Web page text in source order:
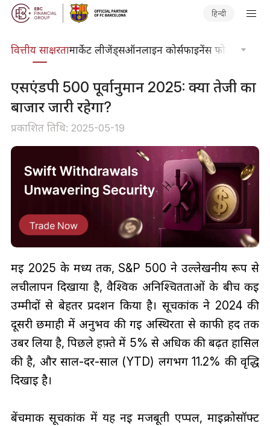
हिन्दी
वित्तीय साक्षरतामार्केट लीजेंड्सऑनलाइन कोर्सफाइनेंस फोकस
एसएंडपी 500 पूर्वानुमान 2025: क्या तेजी का
बाजार जारी रहेगा?
प्रकाशित तिथि: 2025-05-19
मई 2025 के मध्य तक, S&P 500 ने उल्लेखनीय रूप से
लचीलापन दिखाया है, वैश्विक अनिश्चितताओं के बीच कई
उम्मीदों से बेहतर प्रदर्शन किया है। सूचकांक ने 2024 की
दूसरी छमाही में अनुभव की गई अस्थिरता से काफी हद तक
उबर लिया है, पिछले हफ़्ते में 5% से अधिक की बढ़त हासिल
की है, और साल-दर-साल (YTD) लगभग 11.2% की वृद्धि
दिखाई है।
बेंचमार्क सूचकांक में यह नई मजबूती एप्पल, माइक्रोसॉफ्ट